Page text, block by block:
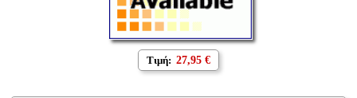
Τιμή: 27,95 €